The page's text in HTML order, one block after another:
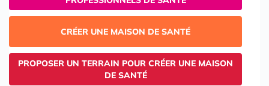
CRÉER UNE MAISON DE SANTÉ
PROPOSER UN TERRAIN POUR CRÉER UNE MAISON
DE SANTÉ